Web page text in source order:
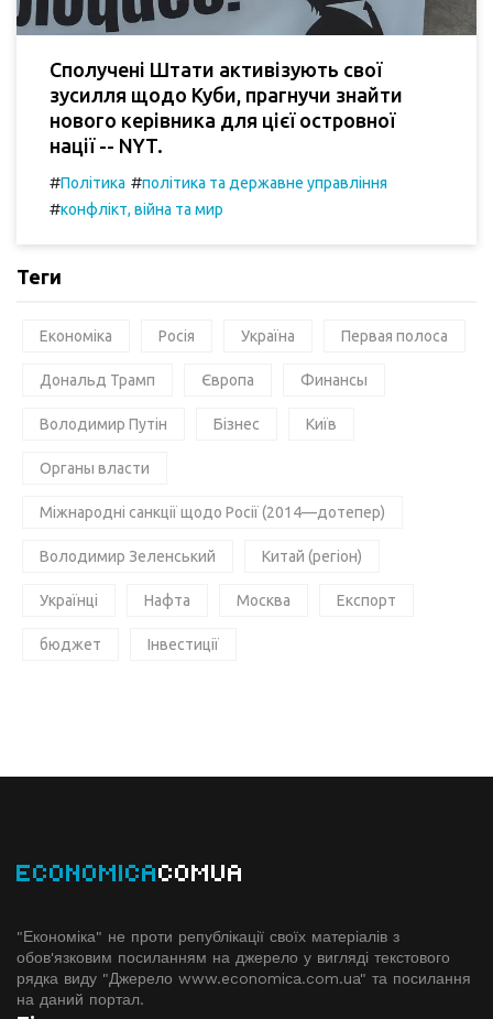
Сполучені Штати активізують свої
зусилля щодо Куби, прагнучи знайти
нового керівника для цієї островної
нації -- NYT.
#Політика #політика та державне управління
#конфлікт, війна та мир
Теги
Економіка Росія Україна Первая полоса
Дональд Трамп Європа Финансы
Володимир Путін Бізнес Київ
Органы власти
Міжнародні санкції щодо Росії (2014—дотепер)
Володимир Зеленський Китай (регіон)
Українці Нафта Москва Експорт
бюджет Інвестиції
ECONOMICACOMUA
"Економіка" не проти републікації своїх матеріалів з
обов'язковим посиланням на джерело у вигляді текстового
рядка виду "Джерело www.economiсa.com.ua" та посилання
на даний портал.